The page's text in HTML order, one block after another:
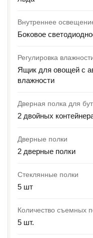
Внутреннее
Боковое
Регулировка
Ящик для овощей с
влажности
Дверная полка для
2 двойных
Дверные полки
2 дверные полки
Стеклянные полки
5 шт
Количество съемных
5 шт.